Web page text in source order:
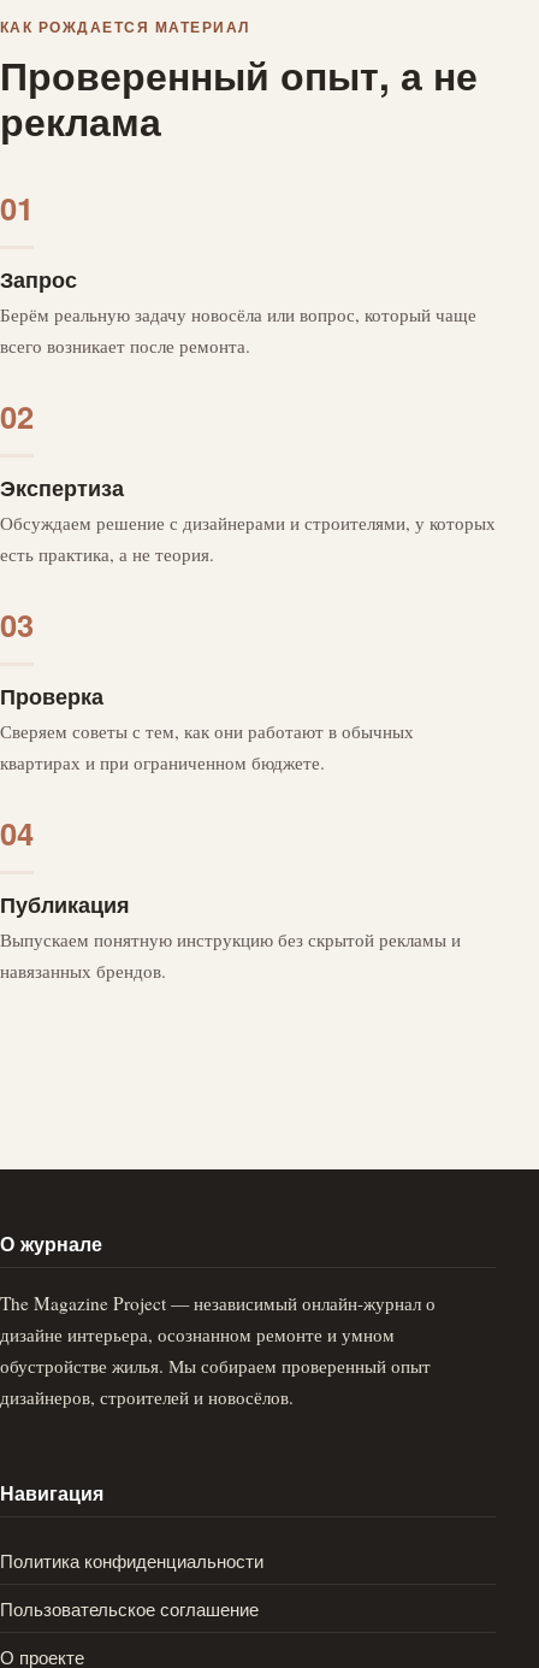
КАК РОЖДАЕТСЯ МАТЕРИАЛ
Проверенный опыт, а не
реклама
01
Запрос
Берём реальную задачу новосёла или вопрос, который чаще
всего возникает после ремонта.
02
Экспертиза
Обсуждаем решение с дизайнерами и строителями, у которых
есть практика, а не теория.
03
Проверка
Сверяем советы с тем, как они работают в обычных
квартирах и при ограниченном бюджете.
04
Публикация
Выпускаем понятную инструкцию без скрытой рекламы и
навязанных брендов.
О журнале
The Magazine Project — независимый онлайн-журнал о
дизайне интерьера, осознанном ремонте и умном
обустройстве жилья. Мы собираем проверенный опыт
дизайнеров, строителей и новосёлов.
Навигация
Политика конфиденциальности
Пользовательское соглашение
О проекте